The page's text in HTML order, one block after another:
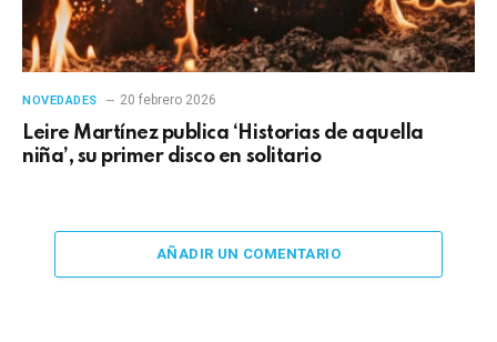
NOVEDADES 20 febrero 2026
Leire Martínez publica ‘Historias de aquella
niña’, su primer disco en solitario
AÑADIR UN COMENTARIO